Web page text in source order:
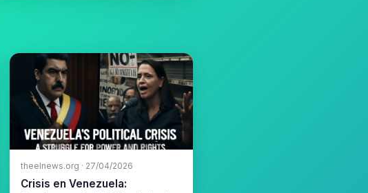
theelnews.org · 27/04/2026
Crisis en Venezuela: